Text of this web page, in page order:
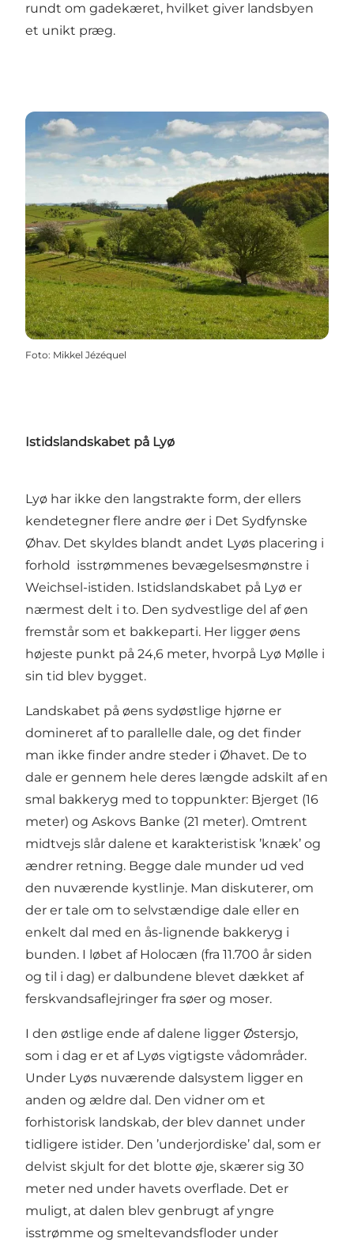
rundt om gadekæret, hvilket giver landsbyen
et unikt præg.
Foto: Mikkel Jézéquel
Istidslandskabet på Lyø
Lyø har ikke den langstrakte form, der ellers
kendetegner flere andre øer i Det Sydfynske
Øhav. Det skyldes blandt andet Lyøs placering i
forhold isstrømmenes bevægelsesmønstre i
Weichsel-istiden. Istidslandskabet på Lyø er
nærmest delt i to. Den sydvestlige del af øen
fremstår som et bakkeparti. Her ligger øens
højeste punkt på 24,6 meter, hvorpå Lyø Mølle i
sin tid blev bygget.
Landskabet på øens sydøstlige hjørne er
domineret af to parallelle dale, og det finder
man ikke finder andre steder i Øhavet. De to
dale er gennem hele deres længde adskilt af en
smal bakkeryg med to toppunkter: Bjerget (16
meter) og Askovs Banke (21 meter). Omtrent
midtvejs slår dalene et karakteristisk ’knæk’ og
ændrer retning. Begge dale munder ud ved
den nuværende kystlinje. Man diskuterer, om
der er tale om to selvstændige dale eller en
enkelt dal med en ås-lignende bakkeryg i
bunden. I løbet af Holocæn (fra 11.700 år siden
og til i dag) er dalbundene blevet dækket af
ferskvandsaflejringer fra søer og moser.
I den østlige ende af dalene ligger Østersjo,
som i dag er et af Lyøs vigtigste vådområder.
Under Lyøs nuværende dalsystem ligger en
anden og ældre dal. Den vidner om et
forhistorisk landskab, der blev dannet under
tidligere istider. Den ’underjordiske’ dal, som er
delvist skjult for det blotte øje, skærer sig 30
meter ned under havets overflade. Det er
muligt, at dalen blev genbrugt af yngre
isstrømme og smeltevandsfloder under